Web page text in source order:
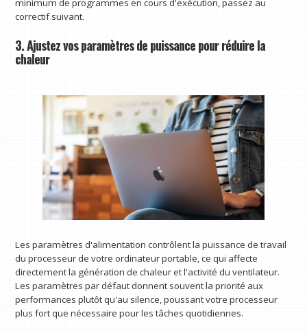
minimum de programmes en cours d'exécution, passez au
correctif suivant.
3. Ajustez vos paramètres de puissance pour réduire la
chaleur
Les paramètres d'alimentation contrôlent la puissance de travail
du processeur de votre ordinateur portable, ce qui affecte
directement la génération de chaleur et l'activité du ventilateur.
Les paramètres par défaut donnent souvent la priorité aux
performances plutôt qu'au silence, poussant votre processeur
plus fort que nécessaire pour les tâches quotidiennes.